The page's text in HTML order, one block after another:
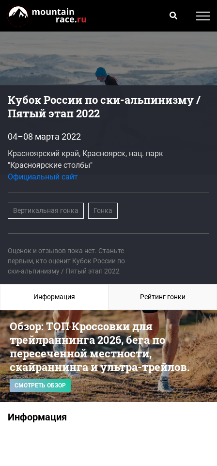
Кубок России по ски-альпинизму /
Пятый этап 2022
Оценок и отзывов пока нет. Станьте
первым, кто оценит Кубок России по
ски-альпинизму / Пятый этап 2022
04–08 марта 2022
Красноярский край, Красноярск, нац. парк
"Красноярские столбы"
Официальный сайт
Вертикальная гонка Гонка
Обзор: ТОП Кроссовки для
трейлраннинга 2026, бега по
пересеченной местности,
скайраннинга и ультра-трейлов.
СМОТРЕТЬ ОБЗОР
Информация
Информация Рейтинг гонки